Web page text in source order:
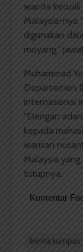
wanita kecuali
Malaysia-nya “
digunakan
moyang,”
Muhammad
Departemen
internasional
“Dengan
kepada
warisan
Malaysia
tutupnya.
Komentar
berita kampus